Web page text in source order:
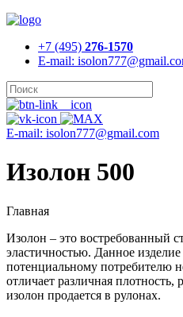
+7 (495) 276-1570
E-mail:
E-mail: isolon777@gmail.com
Изолон 500
Главная
Изолон – это востребованный
эластичностью. Данное изделие
потенциальному потребителю
отличает различная плотность,
изолон продается в рулонах.